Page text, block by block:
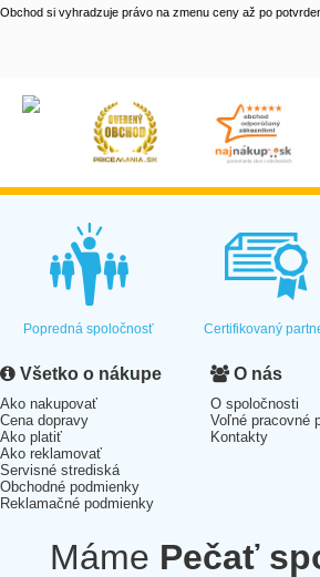
Obchod si vyhradzuje právo na zmenu ceny až po
Popredná spoločnosť Certifikovaný
Všetko o nákupe
Ako nakupovať
Cena dopravy
Ako platiť
Ako reklamovať
Servisné strediská
Obchodné podmienky
Reklamačné podmienky
O nás
O spoločnosti
Voľné pracovné
Kontakty
Máme Pečať